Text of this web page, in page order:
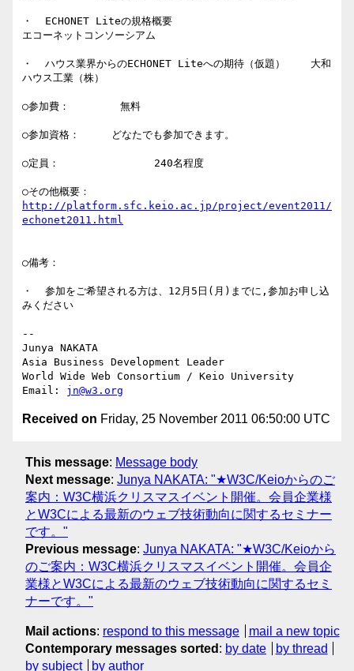
・  ECHONET Liteの規格概要
エコーネットコンソーシアム
・  ハウス業界からのECHONET Liteへの期待（仮題）    大和
ハウス工業（株）
○参加費：        無料
○参加資格：     どなたでも参加できます。
○定員：               240名程度
http://platform.sfc.keio.ac.jp/project/event2011/
○備考：
・  参加をご希望される方は、12月5日(月)までに,参加お申し込
みください
--
Junya NAKATA
Asia Business Development Leader
World Wide Web Consortium / Keio University
Email: jn@w3.org
Received on Friday, 25 November 2011 06:50:00 UTC
This message: Message body
Next message: Junya NAKATA: "★W3C/Keioからのご
案内：W3C横浜クリスマスイベント開催。会員企業様
とW3Cによる最新のウェブ技術動向に関するセミナー
です。"
Previous message: Junya NAKATA: "★W3C/Keioから
のご案内：W3C横浜クリスマスイベント開催。会員企
業様とW3Cによる最新のウェブ技術動向に関するセミ
ナーです。"
Mail actions: respond to this message
mail a new topic
Contemporary messages sorted : by date
by thread
by subject
by author